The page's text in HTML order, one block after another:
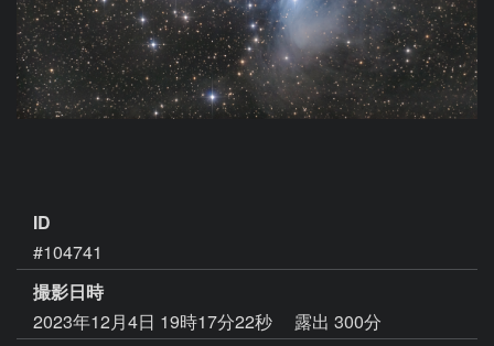
ID
#104741
撮影日時
2023年12月4日 19時17分22秒
露出 300分